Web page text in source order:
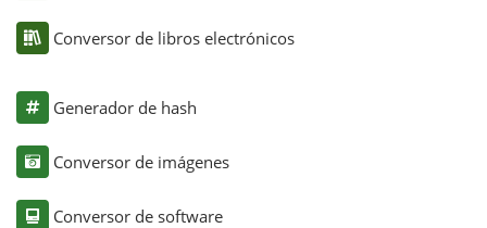
Conversor de libros electrónicos
Generador de hash
Conversor de imágenes
Conversor de software